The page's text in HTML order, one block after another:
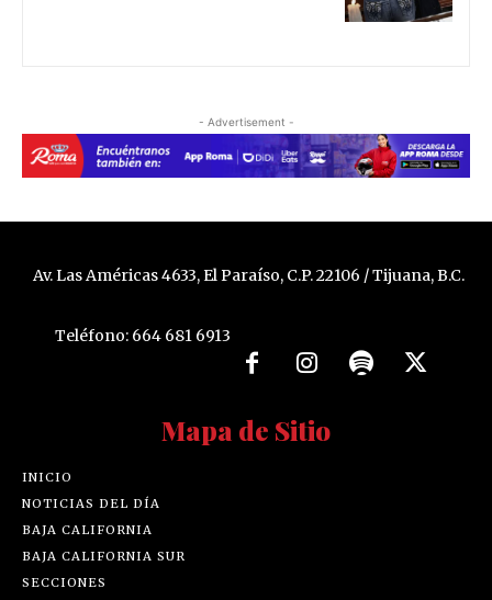
- Advertisement -
Av. Las Américas 4633, El Paraíso, C.P. 22106 / Tijuana, B.C.
Teléfono: 664 681 6913
Mapa de Sitio
INICIO
NOTICIAS DEL DÍA
BAJA CALIFORNIA
BAJA CALIFORNIA SUR
SECCIONES